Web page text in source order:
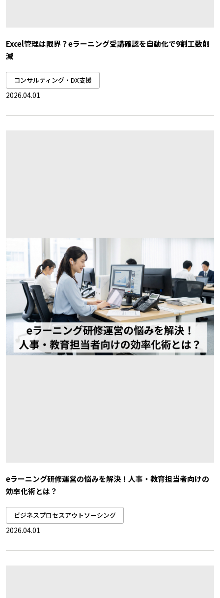
Excel管理は限界？eラーニング受講確認を自動化で9割工数削
減
コンサルティング・DX支援
2026.04.01
eラーニング研修運営の悩みを解決！人事・教育担当者向けの
効率化術とは？
ビジネスプロセスアウトソーシング
2026.04.01